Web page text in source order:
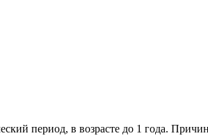
период, в возрасте до 1 года.